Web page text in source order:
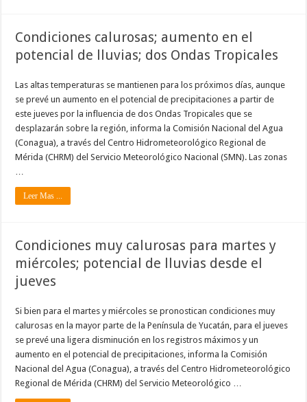
Condiciones calurosas; aumento en el
potencial de lluvias; dos Ondas Tropicales
Las altas temperaturas se mantienen para los próximos días, aunque
se prevé un aumento en el potencial de precipitaciones a partir de
este jueves por la influencia de dos Ondas Tropicales que se
desplazarán sobre la región, informa la Comisión Nacional del Agua
(Conagua), a través del Centro Hidrometeorológico Regional de
Mérida (CHRM) del Servicio Meteorológico Nacional (SMN). Las zonas
…
Leer Mas ...
Condiciones muy calurosas para martes y
miércoles; potencial de lluvias desde el
jueves
Si bien para el martes y miércoles se pronostican condiciones muy
calurosas en la mayor parte de la Península de Yucatán, para el jueves
se prevé una ligera disminución en los registros máximos y un
aumento en el potencial de precipitaciones, informa la Comisión
Nacional del Agua (Conagua), a través del Centro Hidrometeorológico
Regional de Mérida (CHRM) del Servicio Meteorológico …